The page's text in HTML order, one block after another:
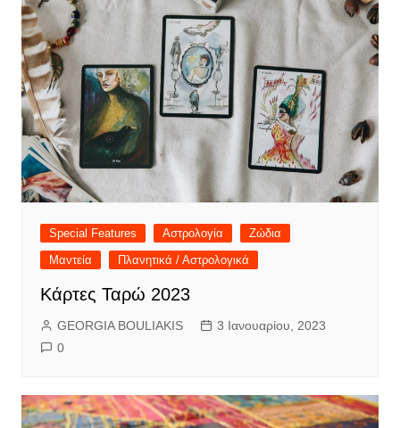
Special Features Αστρολογία
Ζώδια
Μαντεία
Πλανητικά / Αστρολογικά
Κάρτες Ταρώ 2023
GEORGIA BOULIAKIS
3 Ιανουαρίου, 2023
0